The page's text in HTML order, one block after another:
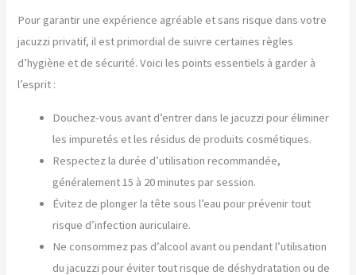
Pour garantir une expérience agréable et sans risque dans votre
jacuzzi privatif, il est primordial de suivre certaines règles
d’hygiène et de sécurité. Voici les points essentiels à garder à
l’esprit :
Douchez-vous avant d’entrer dans le jacuzzi pour éliminer
les impuretés et les résidus de produits cosmétiques.
Respectez la durée d’utilisation recommandée,
généralement 15 à 20 minutes par session.
Évitez de plonger la tête sous l’eau pour prévenir tout
risque d’infection auriculaire.
Ne consommez pas d’alcool avant ou pendant l’utilisation
du jacuzzi pour éviter tout risque de déshydratation ou de